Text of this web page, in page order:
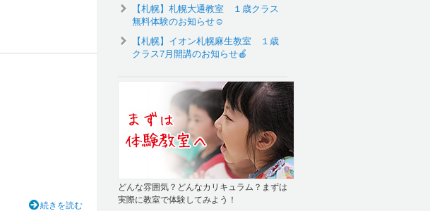
続きを読む
【札幌】札幌大通教室 １歳クラス
無料体験のお知らせ☺
【札幌】イオン札幌麻生教室 １歳
クラス7月開講のお知らせ🍎
どんな雰囲気？どんなカリキュラム？まずは
実際に教室で体験してみよう！